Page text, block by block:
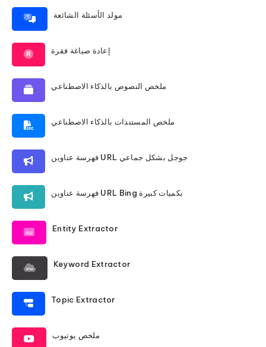
مولد الأسئلة الشائعة
إعادة صياغة فقرة
ملخص النصوص بالذكاء الاصطناعي
ملخص المستندات بالذكاء الاصطناعي
فهرسة عناوين URL جوجل بشكل جماعي
فهرسة عناوين URL Bing بكميات كبيرة
Entity Extractor
Keyword Extractor
Topic Extractor
ملخص يوتيوب